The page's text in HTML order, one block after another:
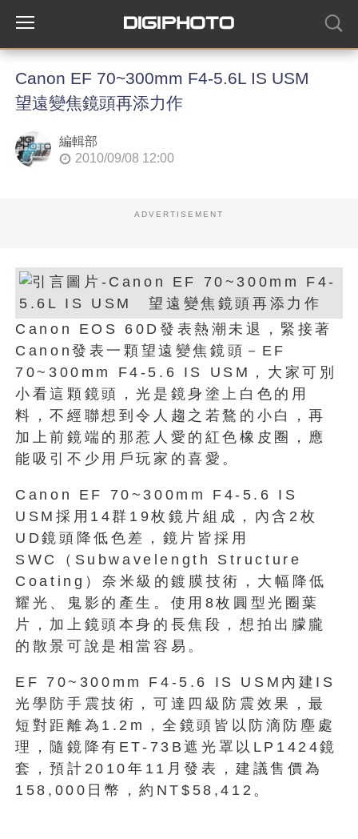
Canon EF 70~300mm F4-5.6L IS USM
望遠變焦鏡頭再添力作
編輯部
2010/09/08 12:00
ADVERTISEMENT
Canon EOS 60D發表熱潮未退，緊接著
Canon發表一顆望遠變焦鏡頭－EF
70~300mm F4-5.6 IS USM，大家可別
小看這顆鏡頭，光是鏡身塗上白色的用
料，不經聯想到令人趨之若鶩的小白，再
加上前鏡端的那惹人愛的紅色橡皮圈，應
能吸引不少用戶玩家的喜愛。
Canon EF 70~300mm F4-5.6 IS
USM採用14群19枚鏡片組成，內含2枚
UD鏡頭降低色差，鏡片皆採用
SWC（Subwavelength Structure
Coating）奈米級的鍍膜技術，大幅降低
耀光、鬼影的產生。使用8枚圓型光圈葉
片，加上鏡頭本身的長焦段，想拍出朦朧
的散景可說是相當容易。
EF 70~300mm F4-5.6 IS USM內建IS
光學防手震技術，可達四級防震效果，最
短對距離為1.2m，全鏡頭皆以防滴防塵處
理，隨鏡降有ET-73B遮光罩以LP1424鏡
套，預計2010年11月發表，建議售價為
158,000日幣，約NT$58,412。